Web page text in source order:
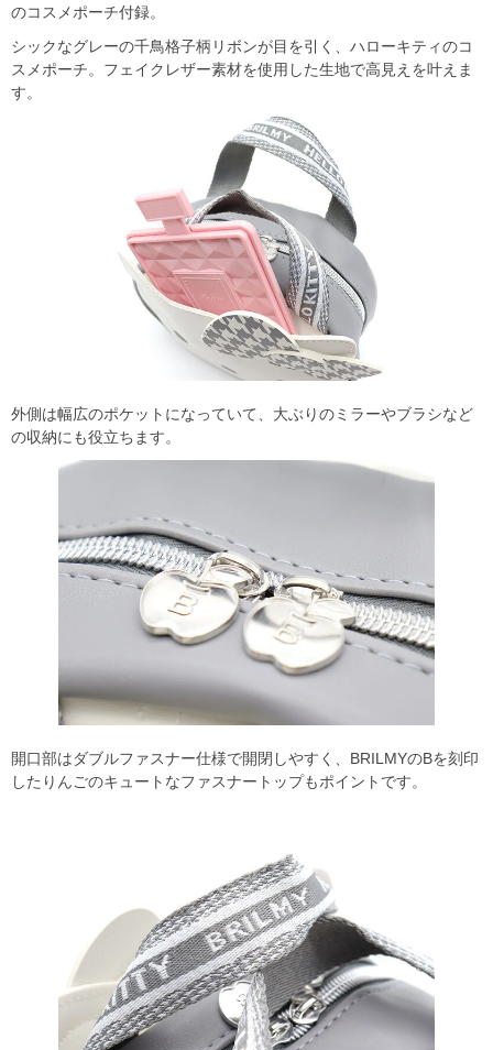
のコスメポーチ付録。
シックなグレーの千鳥格子柄リボンが目を引く、ハローキティのコ
スメポーチ。フェイクレザー素材を使用した生地で高見えを叶えま
す。
外側は幅広のポケットになっていて、大ぶりのミラーやブラシなど
の収納にも役立ちます。
開口部はダブルファスナー仕様で開閉しやすく、BRILMYのBを刻印
したりんごのキュートなファスナートップもポイントです。